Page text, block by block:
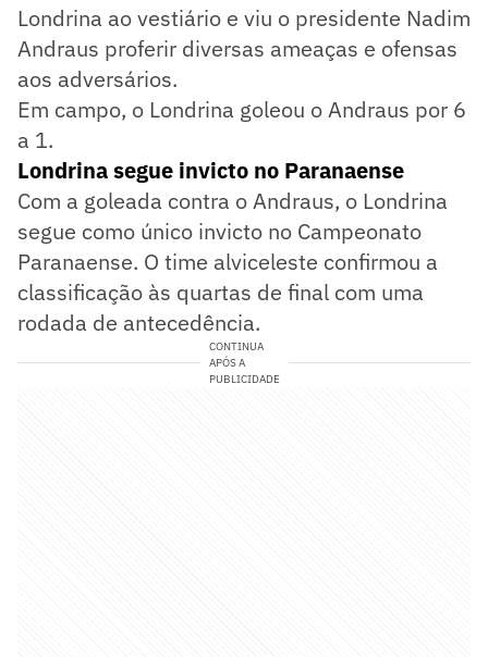
Londrina ao vestiário e viu o presidente Nadim
Andraus proferir diversas ameaças e ofensas
aos adversários.
Em campo, o Londrina goleou o Andraus por 6
a 1.
Londrina segue invicto no Paranaense
Com a goleada contra o Andraus, o Londrina
segue como único invicto no Campeonato
Paranaense. O time alviceleste confirmou a
classificação às quartas de final com uma
rodada de antecedência.
CONTINUA
APÓS A
PUBLICIDADE